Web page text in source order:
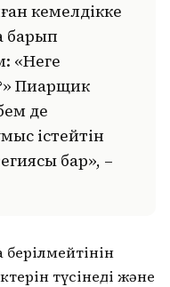
кемелдікке
барып
«Неге
Пиарщик
де
істейтін
бар», –
түсінеді және